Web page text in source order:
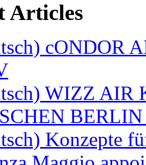
Articles
cONDOR
WIZZ AIR
Konzepte